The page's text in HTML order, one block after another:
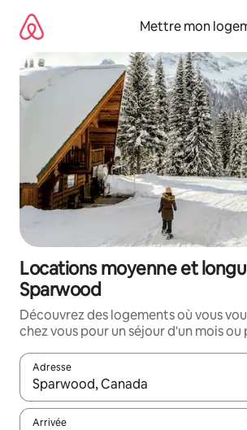
directement
contenu
Mettre mon
Locations moyenne et
Sparwood
Découvrez des logements où vous
chez vous pour un séjour d'un mois ou
Adresse
Lorsque les résultats s'affichent, utilisez
Arrivée